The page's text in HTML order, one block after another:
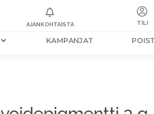
AJANKOHTAISTA TILI
KAMPANJAT